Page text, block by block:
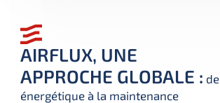
AIRFLUX, UNE
APPROCHE GLOBALE :
énergétique à la maintenance